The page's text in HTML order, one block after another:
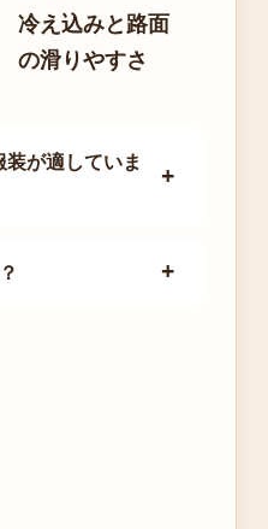
冷え込みと路面
の滑りやすさ
が適していま